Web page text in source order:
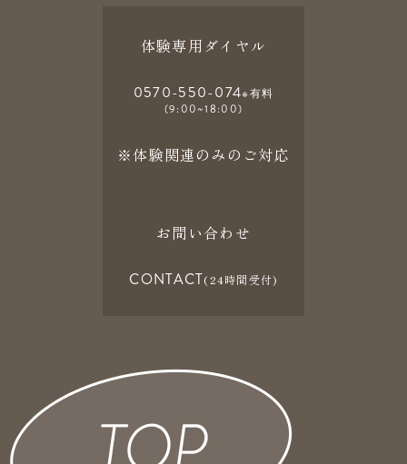
体験専用ダイヤル
0570-550-074※有料
(9:00~18:00)
※体験関連のみのご対応
お問い合わせ
CONTACT(24時間受付)